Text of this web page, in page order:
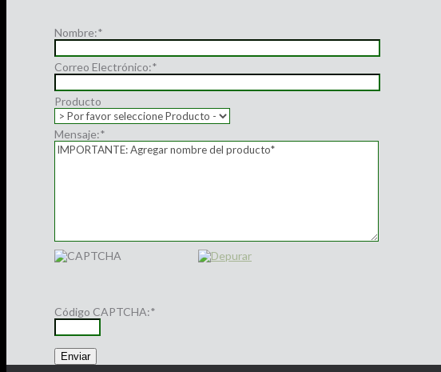
Nombre:*
Correo Electrónico:*
Producto
Mensaje:*
Código CAPTCHA:*